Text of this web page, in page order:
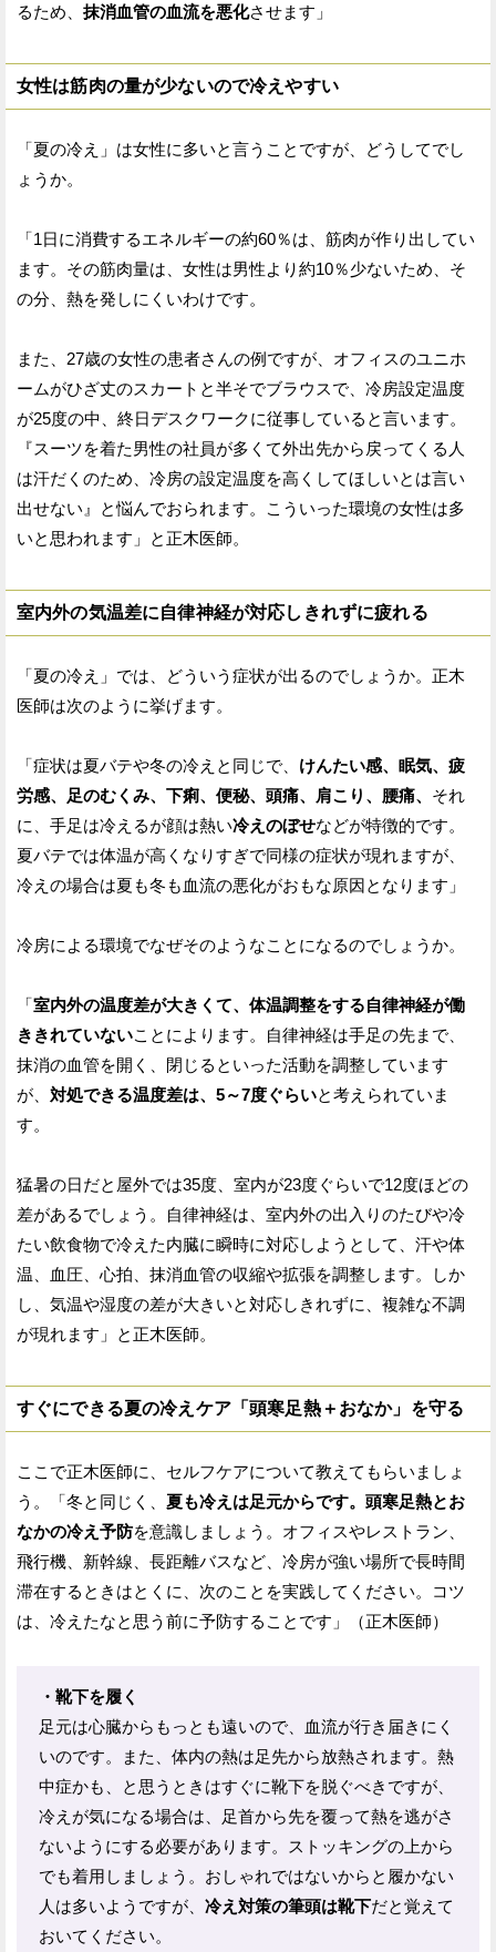
るため、 抹消血管の血流を悪化させます」
女性は筋肉の量が少ないので冷えやすい
「夏の冷え」は女性に多いと言うことですが、どうしてでし
ょうか。
「1日に消費するエネルギーの約60％は、筋肉が作り出してい
ます。その筋肉量は、女性は男性より約10％少ないため、そ
の分、熱を発しにくいわけです。
また、27歳の女性の患者さんの例ですが、オフィスのユニホ
ームがひざ丈のスカートと半そでブラウスで、冷房設定温度
が25度の中、終日デスクワークに従事していると言います。
『スーツを着た男性の社員が多くて外出先から戻ってくる人
は汗だくのため、冷房の設定温度を高くしてほしいとは言い
出せない』と悩んでおられます。こういった環境の女性は多
いと思われます」と正木医師。
室内外の気温差に自律神経が対応しきれずに疲れる
「夏の冷え」では、どういう症状が出るのでしょうか。正木
医師は次のように挙げます。
「症状は夏バテや冬の冷えと同じで、 けんたい感、眠気、疲
労感、足のむくみ、下痢、便秘、頭痛、肩こり、腰痛、 それ
に、手足は冷えるが顔は熱い冷えのぼせなどが特徴的です。
夏バテでは体温が高くなりすぎで同様の症状が現れますが、
冷えの場合は夏も冬も血流の悪化がおもな原因となります」
冷房による環境でなぜそのようなことになるのでしょうか。
「室内外の温度差が大きくて、体温調整をする自律神経が働
ききれていないことによります。自律神経は手足の先まで、
抹消の血管を開く、閉じるといった活動を調整しています
が、 対処できる温度差は、5～7度ぐらいと考えられていま
す。
猛暑の日だと屋外では35度、室内が23度ぐらいで12度ほどの
差があるでしょう。自律神経は、室内外の出入りのたびや冷
たい飲食物で冷えた内臓に瞬時に対応しようとして、汗や体
温、血圧、心拍、抹消血管の収縮や拡張を調整します。しか
し、気温や湿度の差が大きいと対応しきれずに、複雑な不調
が現れます」と正木医師。
すぐにできる夏の冷えケア「頭寒足熱＋おなか」を守る
ここで正木医師に、セルフケアについて教えてもらいましょ
う。「冬と同じく、 夏も冷えは足元からです。頭寒足熱とお
なかの冷え予防を意識しましょう。オフィスやレストラン、
飛行機、新幹線、長距離バスなど、冷房が強い場所で長時間
滞在するときはとくに、次のことを実践してください。コツ
は、冷えたなと思う前に予防することです」（正木医師）
・靴下を履く
足元は心臓からもっとも遠いので、血流が行き届きにく
いのです。また、体内の熱は足先から放熱されます。熱
中症かも、と思うときはすぐに靴下を脱ぐべきですが、
冷えが気になる場合は、足首から先を覆って熱を逃がさ
ないようにする必要があります。ストッキングの上から
でも着用しましょう。おしゃれではないからと履かない
人は多いようですが、 冷え対策の筆頭は靴下だと覚えて
おいてください。